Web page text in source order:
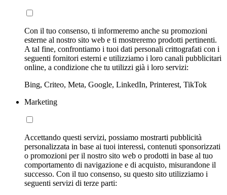
Con il tuo consenso, ti informeremo anche su promozioni
esterne al nostro sito web e ti mostreremo prodotti pertinenti.
A tal fine, confrontiamo i tuoi dati personali crittografati con i
seguenti fornitori esterni e utilizziamo i loro canali pubblicitari
online, a condizione che tu utilizzi già i loro servizi:
Bing, Criteo, Meta, Google, LinkedIn, Printerest, TikTok
Marketing
Accettando questi servizi, possiamo mostrarti pubblicità
personalizzata in base ai tuoi interessi, contenuti sponsorizzati
o promozioni per il nostro sito web o prodotti in base al tuo
comportamento di navigazione e di acquisto, misurandone il
successo. Con il tuo consenso, su questo sito utilizziamo i
seguenti servizi di terze parti: